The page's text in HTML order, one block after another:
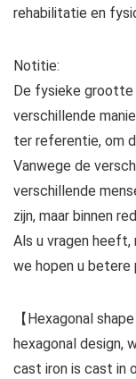
rehabilitatie en
Notitie:
De fysieke grootte
verschillende
ter referentie, om
Vanwege de
verschillende
zijn, maar binnen
Als u vragen
we hopen u
【Hexagonal
hexagonal design,
cast iron is cast in